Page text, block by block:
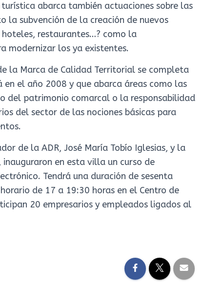
abarca también actuaciones sobre las
la subvención de la creación de nuevos
restaurantes…? como la
modernizar los ya existentes.
la Marca de Calidad Territorial se completa
el año 2008 y que abarca áreas como las
del patrimonio comarcal o la responsabilidad
del sector de las nociones básicas para
de la ADR, José María Tobío Iglesias, y la
en esta villa un curso de
Tendrá una duración de sesenta
de 17 a 19:30 horas en el Centro de
20 empresarios y empleados ligados al